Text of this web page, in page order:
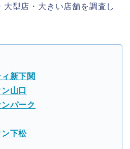
型店・大きい店舗を調査し
新下関
山口
パーク
下松